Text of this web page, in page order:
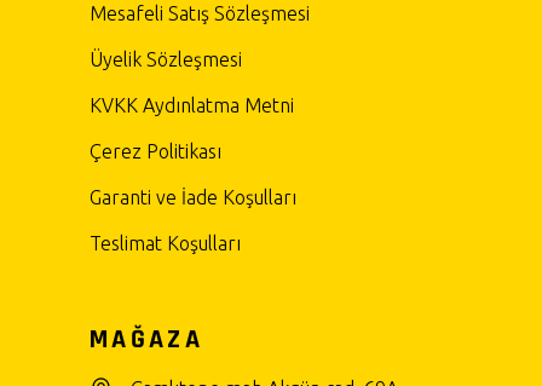
Mesafeli Satış Sözleşmesi
Üyelik Sözleşmesi
KVKK Aydınlatma Metni
Çerez Politikası
Garanti ve İade Koşulları
Teslimat Koşulları
MAĞAZA